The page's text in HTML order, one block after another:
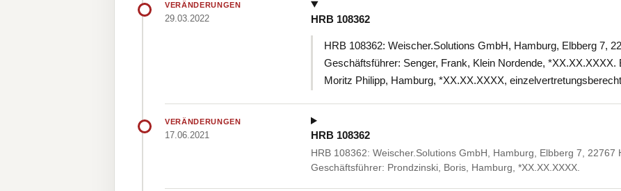
VERÄNDERUNGEN
29.03.2022 HRB 108362
HRB 108362: Weischer.Solutions GmbH, Hamburg, Elbberg 7,
Geschäftsführer: Senger, Frank, Klein Nordende,
Moritz Philipp, Hamburg, *XX.XX.XXXX,
VERÄNDERUNGEN
17.06.2021 HRB 108362
HRB 108362: Weischer.Solutions GmbH, Hamburg, Elbberg 7, 22767
Geschäftsführer: Prondzinski, Boris, Hamburg, *XX.XX.XXXX.